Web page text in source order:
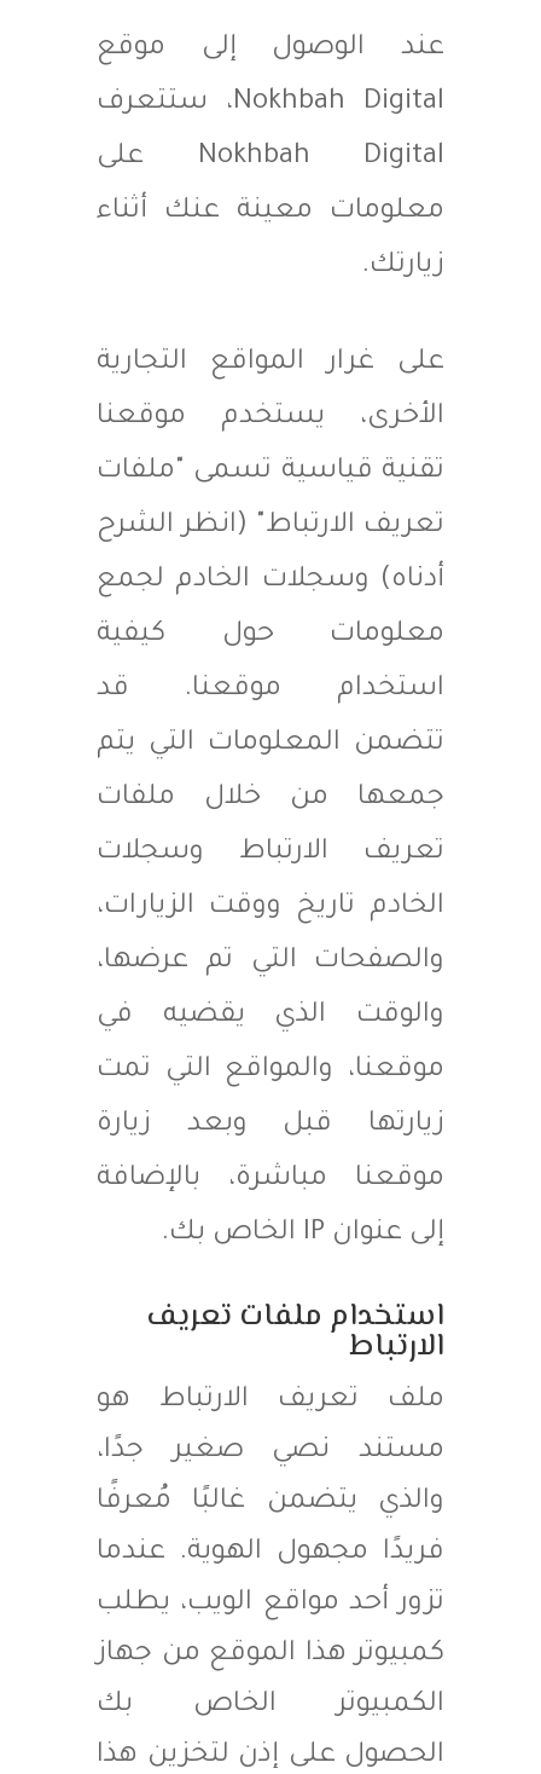
عند الوصول إلى موقع
Nokhbah Digital، ستتعرف
Nokhbah Digital على
معلومات معينة عنك أثناء
زيارتك.
على غرار المواقع التجارية
الأخرى، يستخدم موقعنا
تقنية قياسية تسمى "ملفات
تعريف الارتباط" (انظر الشرح
أدناه) وسجلات الخادم لجمع
معلومات حول كيفية
استخدام موقعنا. قد
تتضمن المعلومات التي يتم
جمعها من خلال ملفات
تعريف الارتباط وسجلات
الخادم تاريخ ووقت الزيارات،
والصفحات التي تم عرضها،
والوقت الذي يقضيه في
موقعنا، والمواقع التي تمت
زيارتها قبل وبعد زيارة
موقعنا مباشرة، بالإضافة
إلى عنوان IP الخاص بك.
استخدام ملفات تعريف
الارتباط
ملف تعريف الارتباط هو
مستند نصي صغير جدًا،
والذي يتضمن غالبًا مُعرفًا
فريدًا مجهول الهوية. عندما
تزور أحد مواقع الويب، يطلب
كمبيوتر هذا الموقع من جهاز
الكمبيوتر الخاص بك
الحصول على إذن لتخزين هذا